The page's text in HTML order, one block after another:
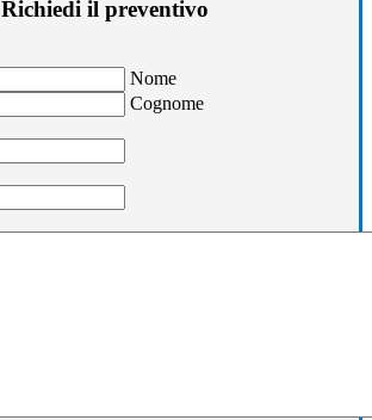
Richiedi il preventivo
Nome
Cognome